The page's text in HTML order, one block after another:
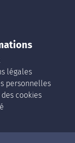
légales
personnelles
des cookies